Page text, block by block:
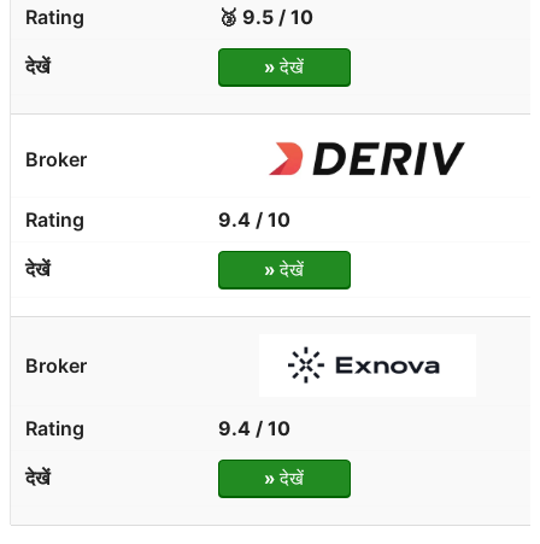
🥉 9.5 / 10
»देखें
9.4 / 10
»देखें
9.4 / 10
»देखें